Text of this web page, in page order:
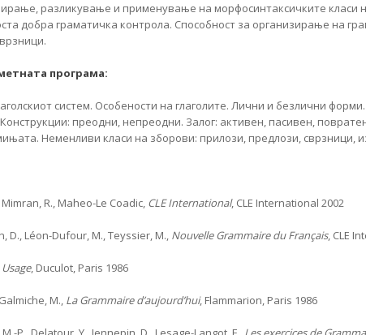
разликување и применување на морфосинтаксичките класи
добра граматичка контрола. Способност за организирање на
програма:
систем. Особености на глаголите. Лични и безлични
преодни, непреодни. Залог: активен, пасивен,
Неменливи класи на зборови: прилози, предлози, сврзници,
R., Maheo-Le Coadic, CLE International, CLE International 2002
D., Léon-Dufour, M., Teyssier, M., Nouvelle Grammaire du Français, CLE
, Duculot, Paris 1986
M., La Grammaire d’aujourd’hui, Flammarion, Paris 1986